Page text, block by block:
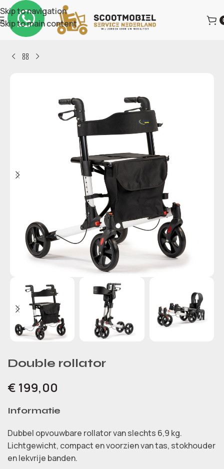
Skip to navigation
Skip to main content
Home Hulpmiddelen Rollators & Accessoires
Double rollator
€ 199,00
Informatie
Dubbel opvouwbare rollator van slechts 6,9 kg.
Lichtgewicht, compact en voorzien van tas, stokhouder
en lekvrije banden.